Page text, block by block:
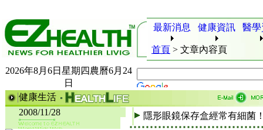
最新消息 健康資訊 醫
首頁 > 文章內容頁
2026年8月6日星期四農曆6月24
日
健康生活
2008/11/28
隱形眼鏡保存盒經常有細菌